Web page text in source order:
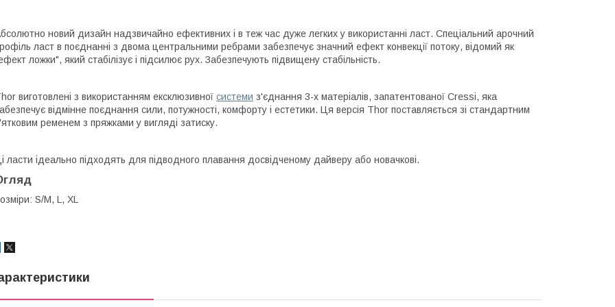
новий дизайн надзвичайно ефективних і в теж час дуже легких у використанні ласт. Спеціальний арочний
ласт в поєднанні з двома центральними ребрами забезпечує значний ефект конвекції потоку, відомий як
ложки", який стабілізує і підсилює рух. Забезпечують підвищену стабільність.
виготовлені з використанням ексклюзивної системи з'єднання 3-х матеріалів, запатентованої Cressi, яка
відмінне поєднання сили, потужності, комфорту і естетики. Ця версія Thor поставляється зі стандартним
ременем з пряжками у вигляді затиску.
ласти ідеально підходять для підводного плавання досвідченому дайверу або новачкові.
S/M, L, XL